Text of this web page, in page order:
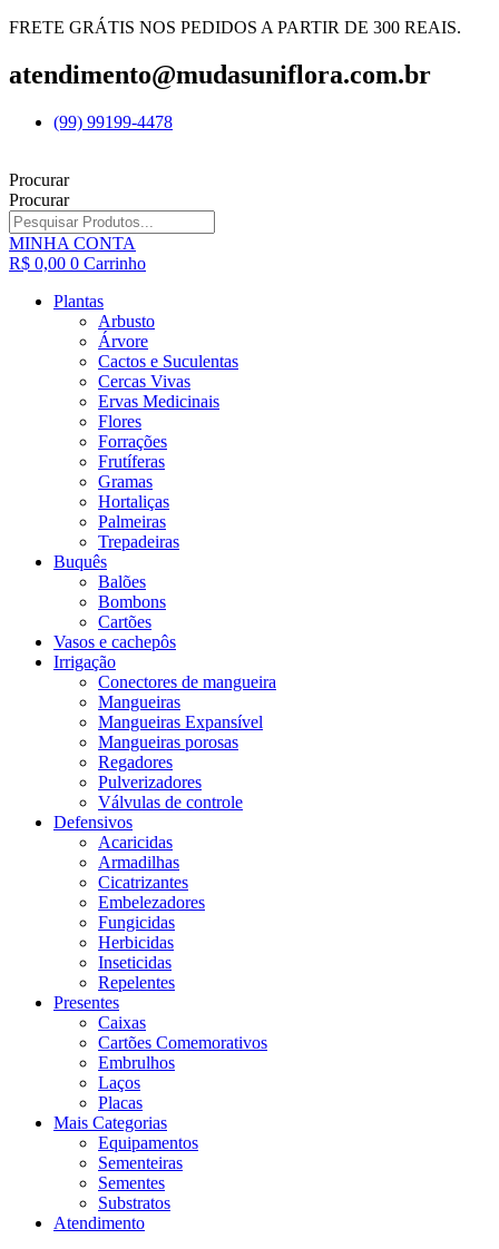
FRETE GRÁTIS NOS PEDIDOS A PARTIR DE 300 REAIS.
atendimento@mudasuniflora.com.br
(99) 99199-4478
Procurar
Procurar
MINHA CONTA
R$ 0,00 0 Carrinho
Plantas
Arbusto
Árvore
Cactos e Suculentas
Cercas Vivas
Ervas Medicinais
Flores
Forrações
Frutíferas
Gramas
Hortaliças
Palmeiras
Trepadeiras
Buquês
Balões
Bombons
Cartões
Vasos e cachepôs
Irrigação
Conectores de mangueira
Mangueiras
Mangueiras Expansível
Mangueiras porosas
Regadores
Pulverizadores
Válvulas de controle
Defensivos
Acaricidas
Armadilhas
Cicatrizantes
Embelezadores
Fungicidas
Herbicidas
Inseticidas
Repelentes
Presentes
Caixas
Cartões Comemorativos
Embrulhos
Laços
Placas
Mais Categorias
Equipamentos
Sementeiras
Sementes
Substratos
Atendimento